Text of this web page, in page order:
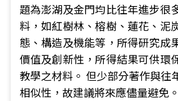
題為澎湖及金門均比往年進步很
料，如紅樹林、榕樹、蓮花、泥
態、構造及機能等，所得研究成
價值及創新性，所得結果可供環
教學之材料。 但少部分著作與往
相似性，故建議將來應儘量避免